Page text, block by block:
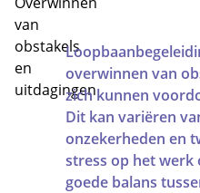
overwinnen van
zich kunnen
Dit kan variëren
onzekerheden en
stress op het werk
goede balans